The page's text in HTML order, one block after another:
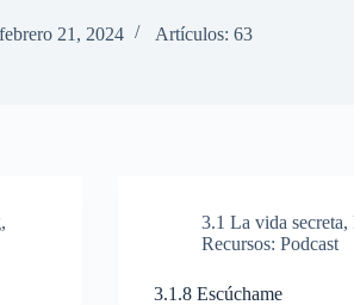
21, 2024 Artículos: 63
,
3.1 La vida secreta,
Recursos: Podcast
3.1.8 Escúchame